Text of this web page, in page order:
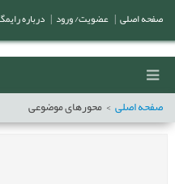
صفحه اصلی محورهای موضوعی
صفحه اصلی عضویت/ ورود درباره رایمگ